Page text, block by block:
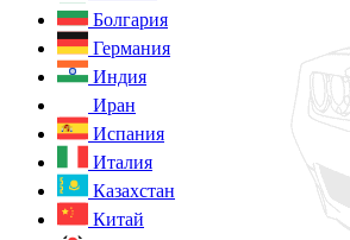
Болгария
Германия
Индия
Иран
Испания
Италия
Казахстан
Китай